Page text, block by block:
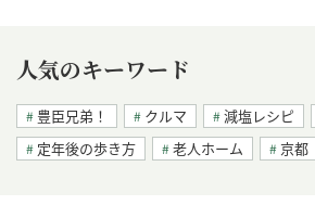
人気のキーワード
豊臣兄弟！ クルマ 減塩レシピ
定年後の歩き方
老人ホーム 京都